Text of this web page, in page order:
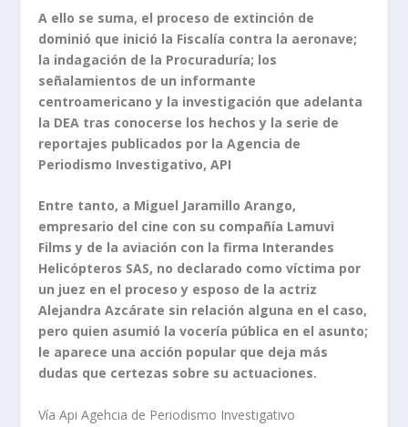
A ello se suma, el proceso de extinción de
dominió que inició la Fiscalía contra la aeronave;
la indagación de la Procuraduría; los
señalamientos de un informante
centroamericano y la investigación que adelanta
la DEA tras conocerse los hechos y la serie de
reportajes publicados por la Agencia de
Periodismo Investigativo, API
Entre tanto, a Miguel Jaramillo Arango,
empresario del cine con su compañía Lamuvi
Films y de la aviación con la firma Interandes
Helicópteros SAS, no declarado como víctima por
un juez en el proceso y esposo de la actriz
Alejandra Azcárate sin relación alguna en el caso,
pero quien asumió la vocería pública en el asunto;
le aparece una acción popular que deja más
dudas que certezas sobre su actuaciones.
Vía Api Agehcia de Periodismo Investigativo